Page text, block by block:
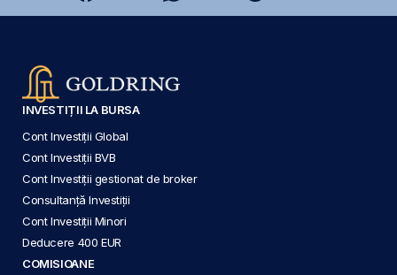
INVESTIȚII LA BURSA
Cont Investiții Global
Cont Investiții BVB
Cont Investiții gestionat de broker
Consultanță Investiții
Cont Investiții Minori
Deducere 400 EUR
COMISIOANE